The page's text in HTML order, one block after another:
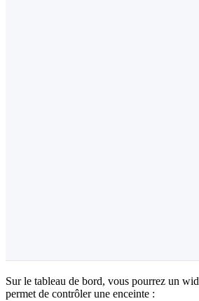
Sur le tableau de bord, vous pourrez un
permet de contrôler une enceinte :